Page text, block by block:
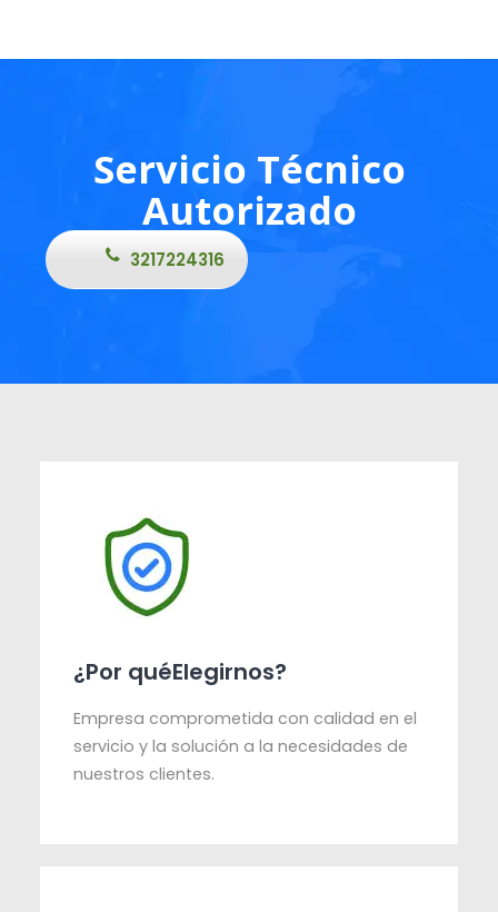
Servicio Técnico
Autorizado
3217224316
¿Por quéElegirnos?
Empresa comprometida con calidad en el
servicio y la solución a la necesidades de
nuestros clientes.